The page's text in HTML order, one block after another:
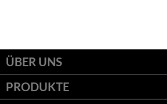
ÜBER UNS
PRODUKTE